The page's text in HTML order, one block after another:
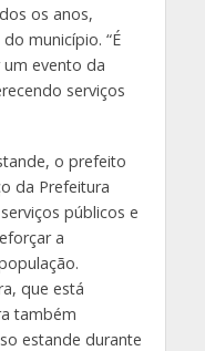
os anos,
município. “É
evento da
serviços
o prefeito
da Prefeitura
públicos e
a
que está
também
estande durante